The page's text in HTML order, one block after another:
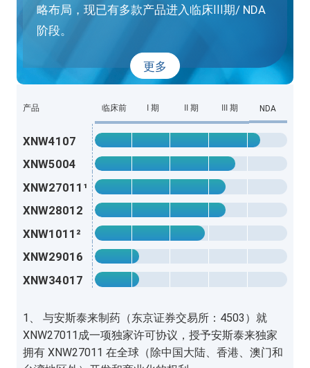
略布局，现已有多款产品进入临床III期/ NDA
阶段。
更多
产品 临床前 I 期 II 期 III 期 NDA
XNW4107
XNW5004
XNW27011¹
XNW28012
XNW1011²
XNW29016
XNW34017
1、 与安斯泰来制药（东京证券交易所：4503）就
XNW27011成一项独家许可协议，授予安斯泰来独家
拥有 XNW27011 在全球（除中国大陆、香港、澳门和